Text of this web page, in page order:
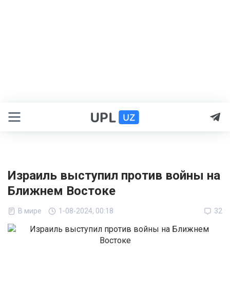
Израиль выступил против войны на
Ближнем Востоке
В мире 1-08-2024, 00:18 32